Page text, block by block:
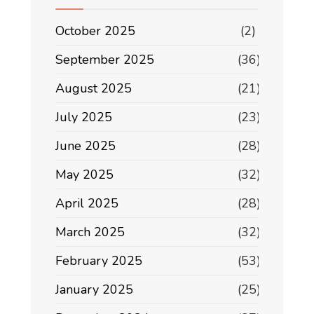
October 2025
(2)
September 2025
(36)
August 2025
(21)
July 2025
(23)
June 2025
(28)
May 2025
(32)
April 2025
(28)
March 2025
(32)
February 2025
(53)
January 2025
(25)